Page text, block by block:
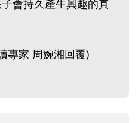
會持久產生興趣的真
專家 周婉湘回覆)